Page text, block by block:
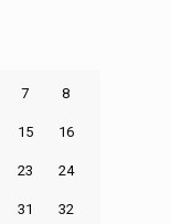
7 8
15 16
23 24
31 32